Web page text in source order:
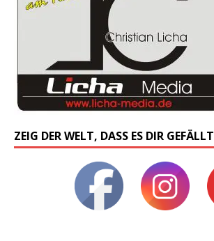
ZEIG DER WELT, DASS ES DIR GEFÄLLT